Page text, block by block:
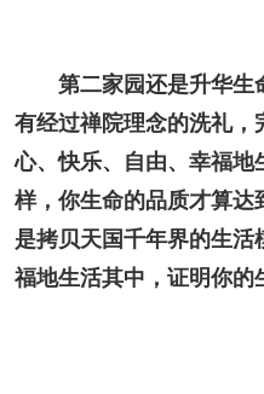
第二家园还是升华生
有经过禅院理念的洗礼，
心、快乐、自由、幸福地
样，你生命的品质才算达
是拷贝天国千年界的生
福地生活其中，证明你的